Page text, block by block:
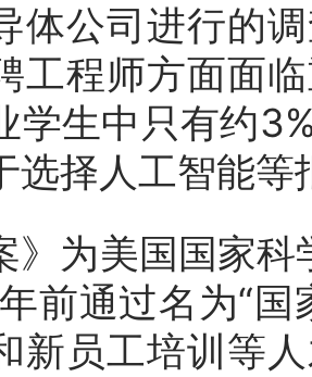
体公司进行的
工程师方面面
学生中只有约
选择人工智能
》为美国国家
前通过名为“国
新员工培训等